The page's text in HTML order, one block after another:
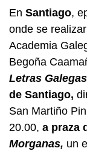
En Santiago,
onde se
Academia
Begoña
Letras
de Santiago,
San Martiño
20.00, a praza
Morganas, un